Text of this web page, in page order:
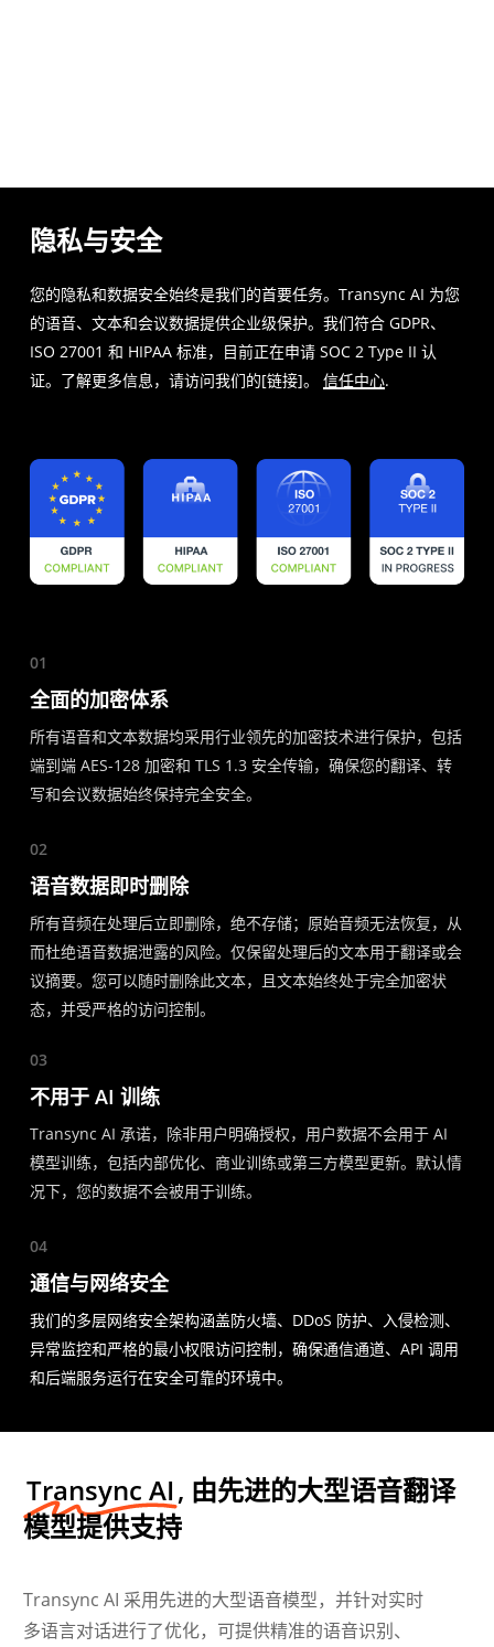
隐私与安全
您的隐私和数据安全始终是我们的首要任务。Transync AI 为您
的语音、文本和会议数据提供企业级保护。我们符合 GDPR、
ISO 27001 和 HIPAA 标准，目前正在申请 SOC 2 Type II 认
证。了解更多信息，请访问我们的[链接]。 信任中心.
01
全面的加密体系
所有语音和文本数据均采用行业领先的加密技术进行保护，包括
端到端 AES-128 加密和 TLS 1.3 安全传输，确保您的翻译、转
写和会议数据始终保持完全安全。
02
语音数据即时删除
所有音频在处理后立即删除，绝不存储；原始音频无法恢复，从
而杜绝语音数据泄露的风险。仅保留处理后的文本用于翻译或会
议摘要。您可以随时删除此文本，且文本始终处于完全加密状
态，并受严格的访问控制。
03
不用于 AI 训练
Transync AI 承诺，除非用户明确授权，用户数据不会用于 AI
模型训练，包括内部优化、商业训练或第三方模型更新。默认情
况下，您的数据不会被用于训练。
04
通信与网络安全
我们的多层网络安全架构涵盖防火墙、DDoS 防护、入侵检测、
异常监控和严格的最小权限访问控制，确保通信通道、API 调用
和后端服务运行在安全可靠的环境中。
Transync AI, 由先进的大型语音翻译
模型提供支持
Transync AI 采用先进的大型语音模型，并针对实时
多语言对话进行了优化，可提供精准的语音识别、